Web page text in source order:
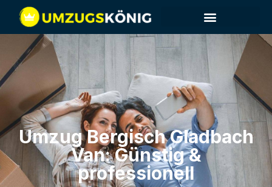
Umzug Bergisch Gladbach​
Van: Günstig &
professionell​